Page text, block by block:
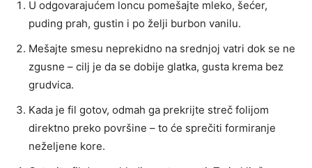
U odgovarajućem loncu pomešajte mleko, šećer,
puding prah, gustin i po želji burbon vanilu.
Mešajte smesu neprekidno na srednjoj vatri dok se ne
zgusne – cilj je da se dobije glatka, gusta krema bez
grudvica.
Kada je fil gotov, odmah ga prekrijte streč folijom
direktno preko površine – to će sprečiti formiranje
neželjene kore.